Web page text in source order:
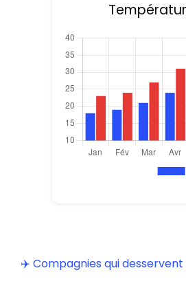
✈️ Compagnies qui desservent